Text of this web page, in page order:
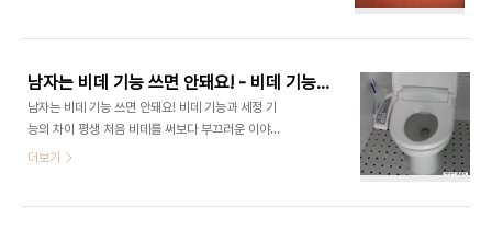
런데, 이 참이슬에는 '선양'이라고 적혀 있는 것이다.
합니다. ^^ 아시죠? 이게 바로 작년에 받은 티스토리
명함입니다. 우툴두툴 있는 것은 바로 "점자" 입니다.
제가 그 명함을 가지고 점자 명함으로 변신시켰지요.
그 과정에 대해서는 점자 명함 만드세요! - 일반 명함
을 점자 명함으로 바꾸는 법 을 읽어보시면 되겠습니
(http://notice.tistory.com/1206) 위와같이 "플
남자는 비데 기능 쓰면 안돼요! - 비데 기능과 세정 기능의 차이
남자는 비데 기능 쓰면 안돼요! 비데 기능과 세정 기
능의 차이 평생 처음 비데를 써보다 부끄러운 이야기
지만, 나는 얼마전에 처음으로 '비데'라는 것을 써봤
더보기